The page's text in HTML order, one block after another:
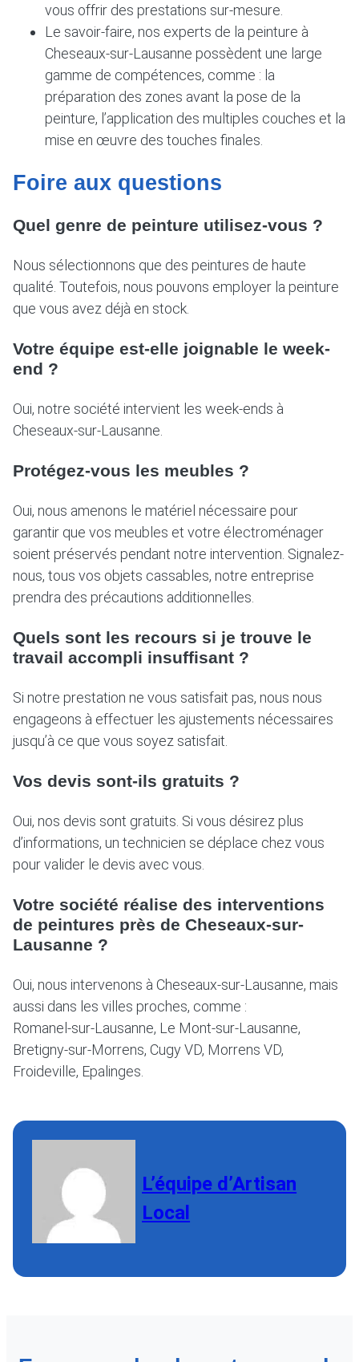
vous offrir des prestations sur-mesure.
Le savoir-faire, nos experts de la peinture à
Cheseaux-sur-Lausanne possèdent une large
gamme de compétences, comme : la
préparation des zones avant la pose de la
peinture, l’application des multiples couches et la
mise en œuvre des touches finales.
Foire aux questions
Quel genre de peinture utilisez-vous ?
Nous sélectionnons que des peintures de haute
qualité. Toutefois, nous pouvons employer la peinture
que vous avez déjà en stock.
Votre équipe est-elle joignable le week-
end ?
Oui, notre société intervient les week-ends à
Cheseaux-sur-Lausanne.
Protégez-vous les meubles ?
Oui, nous amenons le matériel nécessaire pour
garantir que vos meubles et votre électroménager
soient préservés pendant notre intervention. Signalez-
nous, tous vos objets cassables, notre entreprise
prendra des précautions additionnelles.
Quels sont les recours si je trouve le
travail accompli insuffisant ?
Si notre prestation ne vous satisfait pas, nous nous
engageons à effectuer les ajustements nécessaires
jusqu’à ce que vous soyez satisfait.
Vos devis sont-ils gratuits ?
Oui, nos devis sont gratuits. Si vous désirez plus
d’informations, un technicien se déplace chez vous
pour valider le devis avec vous.
Votre société réalise des interventions
de peintures près de Cheseaux-sur-
Lausanne ?
Oui, nous intervenons à Cheseaux-sur-Lausanne, mais
aussi dans les villes proches, comme :
Romanel-sur-Lausanne, Le Mont-sur-Lausanne,
Bretigny-sur-Morrens, Cugy VD, Morrens VD,
Froideville, Epalinges.
L’équipe d’Artisan
Local